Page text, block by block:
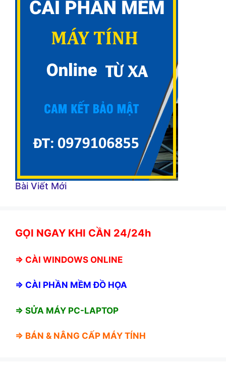
Bài Viết Mới
GỌI NGAY KHI CẦN 24/24h
⇒ CÀI WINDOWS ONLINE
⇒ CÀI PHẦN MỀM ĐỒ HỌA
⇒ SỬA MÁY PC-LAPTOP
⇒ BÁN & NÂNG CẤP MÁY TÍNH